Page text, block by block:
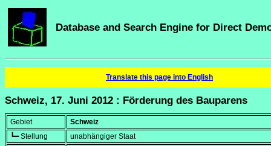
Database and Search Engine for Direct
Translate this page into English
Schweiz, 17. Juni 2012 : Förderung des Bauparens
Gebiet
Schweiz
┗━ Stellung
unabhängiger Staat